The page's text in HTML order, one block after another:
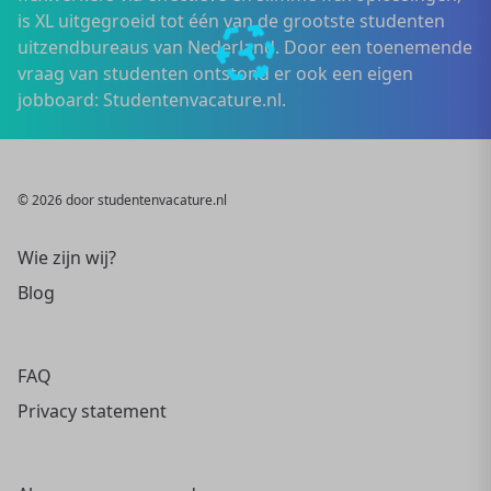
is XL uitgegroeid tot één van de grootste studenten
uitzendbureaus van Nederland. Door een toenemende
vraag van studenten ontstond er ook een eigen
jobboard: Studentenvacature.nl.
© 2026 door studentenvacature.nl
Wie zijn wij?
Blog
FAQ
Privacy statement